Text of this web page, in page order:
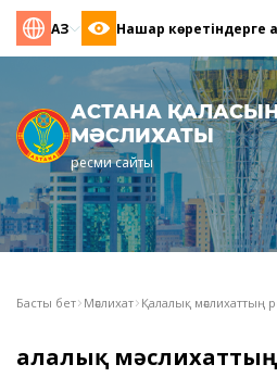
ҚАЗ Нашар көретіндерге
АСТАНА
МӘСЛИХАТЫ
ресми сайты
Басты бет Мәслихат Қалалық мәслихаттың
Қалалық